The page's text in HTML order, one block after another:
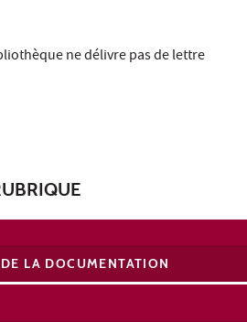
ne délivre pas de lettre
LA DOCUMENTATION